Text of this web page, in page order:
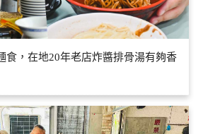
食，在地20年老店炸醬排骨湯有夠香